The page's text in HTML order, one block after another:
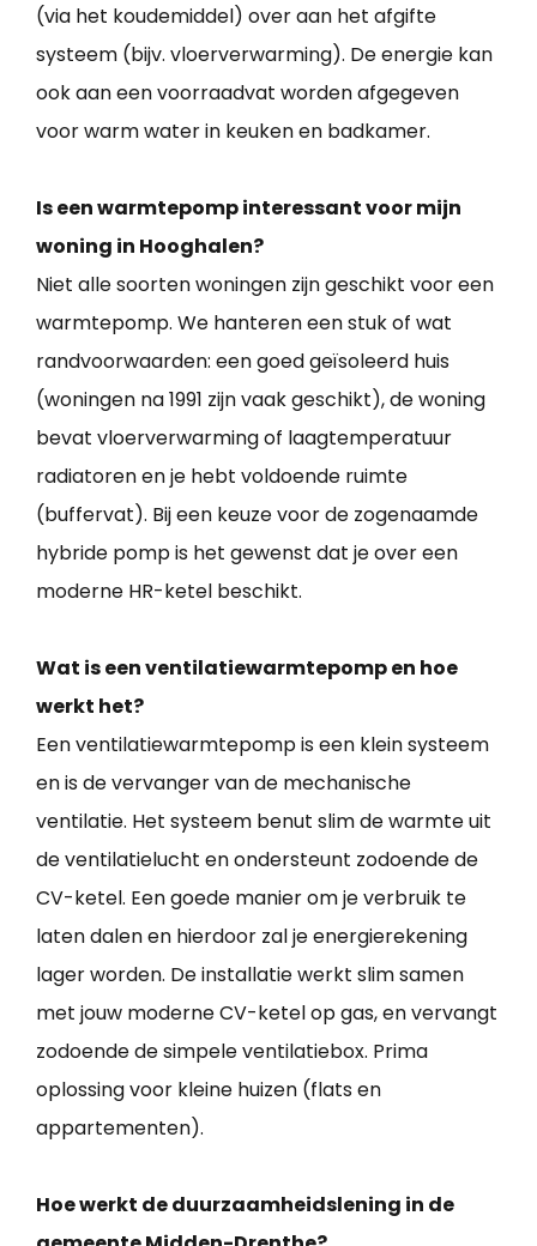
(via het koudemiddel) over aan het afgifte
systeem (bijv. vloerverwarming). De energie kan
ook aan een voorraadvat worden afgegeven
voor warm water in keuken en badkamer.
Is een warmtepomp interessant voor mijn
woning in Hooghalen?
Niet alle soorten woningen zijn geschikt voor een
warmtepomp. We hanteren een stuk of wat
randvoorwaarden: een goed geïsoleerd huis
(woningen na 1991 zijn vaak geschikt), de woning
bevat vloerverwarming of laagtemperatuur
radiatoren en je hebt voldoende ruimte
(buffervat). Bij een keuze voor de zogenaamde
hybride pomp is het gewenst dat je over een
moderne HR-ketel beschikt.
Wat is een ventilatiewarmtepomp en hoe
werkt het?
Een ventilatiewarmtepomp is een klein systeem
en is de vervanger van de mechanische
ventilatie. Het systeem benut slim de warmte uit
de ventilatielucht en ondersteunt zodoende de
CV-ketel. Een goede manier om je verbruik te
laten dalen en hierdoor zal je energierekening
lager worden. De installatie werkt slim samen
met jouw moderne CV-ketel op gas, en vervangt
zodoende de simpele ventilatiebox. Prima
oplossing voor kleine huizen (flats en
appartementen).
Hoe werkt de duurzaamheidslening in de